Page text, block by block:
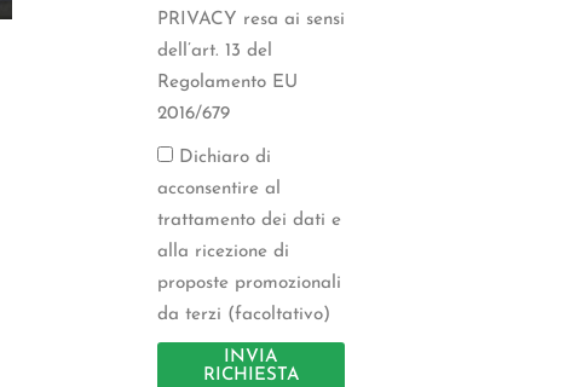
PRIVACY resa ai sensi
dell’art. 13 del
Regolamento EU
2016/679
Dichiaro di
acconsentire al
trattamento dei dati e
alla ricezione di
proposte promozionali
da terzi (facoltativo)
INVIA
RICHIESTA